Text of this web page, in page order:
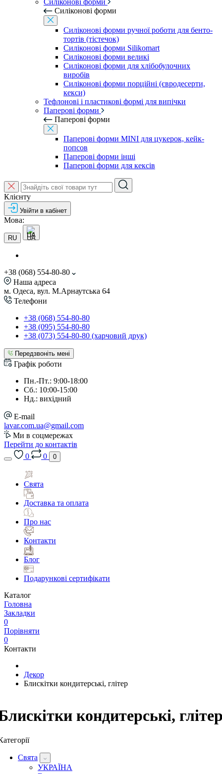
Силіконові форми
Силіконові форми
Силіконові форми ручної роботи для бенто-
тортів (тістечок)
Силіконові форми Silikomart
Силіконові форми великі
Силіконові форми для хлібобулочних
виробів
Силіконові форми порційні (євродесерти,
кекси)
Тефлонові і пластикові формі для випічки
Паперові форми
Паперові форми
Паперові форми MINI для цукерок, кейк-
попсов
Паперові форми інші
Паперові форми для кексів
Клієнту
Увійти в кабінет
Мова:
RU UA
+38 (068) 554-80-80
Наша адреса
м. Одеса, вул. М.Арнаутська 64
Телефони
+38 (068) 554-80-80
+38 (095) 554-80-80
+38 (073) 554-80-80 (харчовий друк)
Передзвоніть мені
Графік роботи
Пн.-Пт.: 9:00-18:00
Сб.: 10:00-15:00
Нд.: вихідний
E-mail
lavar.com.ua@gmail.com
Ми в соцмережах
Перейти до контактів
0
0 0
Свята
Доставка та оплата
Про нас
Контакти
Блог
Подарункові сертифікати
Каталог
Головна
Закладки
0
Порівняти
0
Контакти
Декор
Блискітки кондитерські, глітер
кондитерські,
Свята
УКРАЇНА